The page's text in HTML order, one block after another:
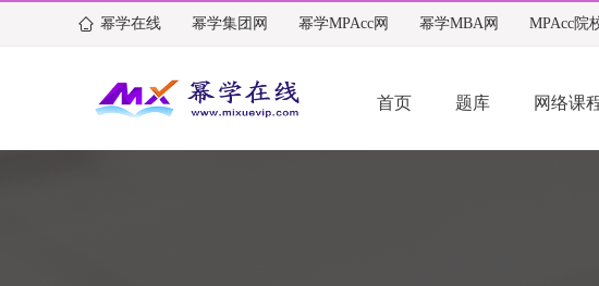
幂学在线 幂学集团网 幂学MPAcc网 幂学MBA网 MPAcc院
首页 题库 网络课